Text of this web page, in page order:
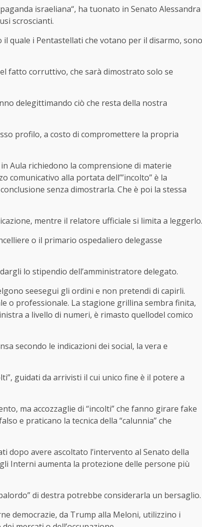
israeliana“, ha tuonato in Senato Alessandra
scroscianti.
quale i Pentastellati che votano per il disarmo, sono
fatto corruttivo, che sarà dimostrato solo se
delegittimando ciò che resta della nostra
profilo, a costo di compromettere la propria
Aula richiedono la comprensione di materie
comunicativo alla portata dell’”incolto” è la
senza dimostrarla. Che è poi la stessa
mentre il relatore ufficiale si limita a leggerlo.
o il primario ospedaliero delegasse
lo stipendio dell’amministratore delegato.
seesegui gli ordini e non pretendi di capirli.
o professionale. La stagione grillina sembra finita,
a livello di numeri, è rimasto quellodel comico
secondo le indicazioni dei social, la vera e
guidati da arrivisti il cui unico fine è il potere a
ma accozzaglie di “incolti” che fanno girare fake
e praticano la tecnica della “calunnia” che
dopo avere ascoltato l’intervento al Senato della
Interni aumenta la protezione delle persone più
di destra potrebbe considerarla un bersaglio.
democrazie, da Trump alla Meloni, utilizzino i